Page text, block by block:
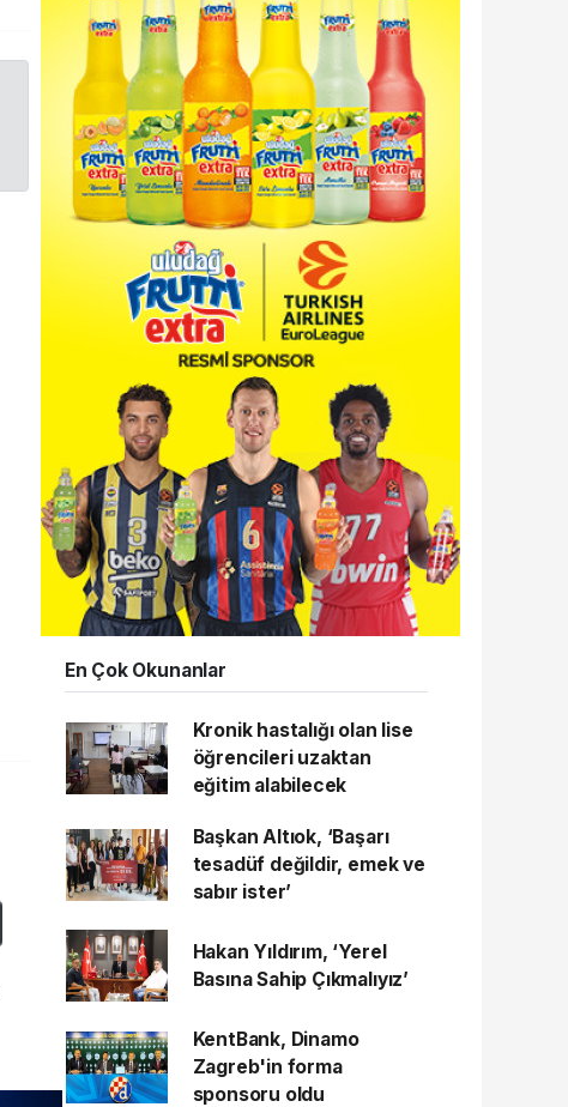
En Çok Okunanlar
Kronik hastalığı olan lise
öğrencileri uzaktan
eğitim alabilecek
Başkan Altıok, ‘Başarı
tesadüf değildir, emek ve
sabır ister’
Hakan Yıldırım, ‘Yerel
Basına Sahip Çıkmalıyız’
KentBank, Dinamo
Zagreb'in forma
sponsoru oldu